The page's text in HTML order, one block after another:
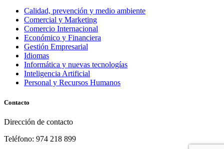
Calidad, prevención y medio ambiente
Comercial y Marketing
Comercio Internacional
Económico y Financiera
Gestión Empresarial
Idiomas
Informática y nuevas tecnologías
Inteligencia Artificial
Personal y Recursos Humanos
Contacto
Dirección de contacto
Teléfono: 974 218 899